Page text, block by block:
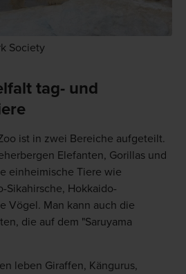
Society
tag- und
ist in zwei Bereiche aufgeteilt.
Elefanten, Gorillas und
einheimische Tiere wie
Sikahirsche, Hokkaido-
Vögel. Man kann auch die
die auf dem "Saruyama
leben Giraffen, Kängurus,